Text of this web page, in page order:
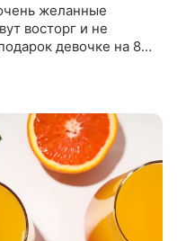
желанные
восторг и не
девочке на 8